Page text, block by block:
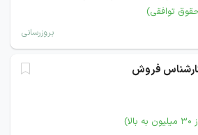
توافقی)
بروزرسانی
فروش